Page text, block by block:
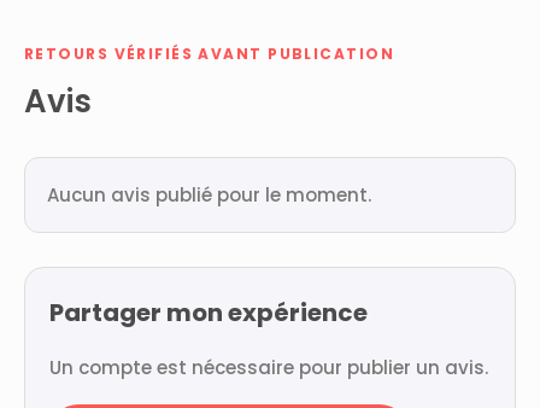
RETOURS VÉRIFIÉS AVANT PUBLICATION
Avis
Aucun avis publié pour le moment.
Partager mon expérience
Un compte est nécessaire pour publier un avis.